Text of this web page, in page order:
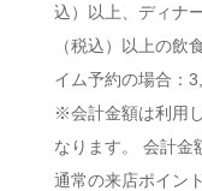
込）以上、ディナ
（税込）以上の飲
イム予約の場合：
※会計金額は利用
なります。 会計金
通常の来店ポイン